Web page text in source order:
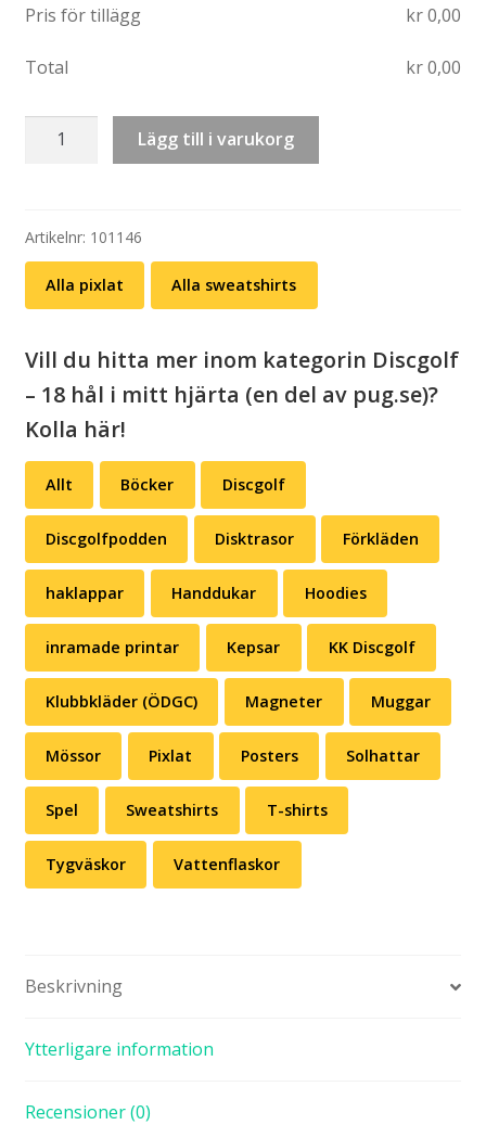
Pris för tillägg kr0,00
Total kr0,00
Sweatshirt:
golf,
reapeat
mängd
Lägg till i varukorg
Artikelnr: 101146
Alla pixlat Alla sweatshirts
Vill du hitta mer inom kategorin Discgolf
– 18 hål i mitt hjärta (en del av pug.se)?
Kolla här!
Allt Böcker Discgolf
Discgolfpodden Disktrasor Förkläden
haklappar Handdukar Hoodies
inramade printar Kepsar KK Discgolf
Klubbkläder (ÖDGC) Magneter Muggar
Mössor Pixlat Posters Solhattar
Spel Sweatshirts T-shirts
Tygväskor Vattenflaskor
Beskrivning
Ytterligare information
Recensioner (0)